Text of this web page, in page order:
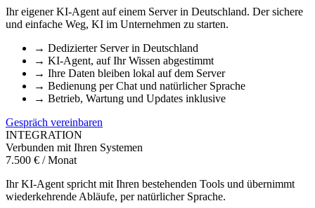
Ihr eigener KI-Agent auf einem Server in Deutschland. Der sichere
und einfache Weg, KI im Unternehmen zu starten.
→ Dedizierter Server in Deutschland
→ KI-Agent, auf Ihr Wissen abgestimmt
→ Ihre Daten bleiben lokal auf dem Server
→ Bedienung per Chat und natürlicher Sprache
→ Betrieb, Wartung und Updates inklusive
Gespräch vereinbaren
INTEGRATION
Verbunden mit Ihren Systemen
7.500 € / Monat
Ihr KI-Agent spricht mit Ihren bestehenden Tools und übernimmt
wiederkehrende Abläufe, per natürlicher Sprache.